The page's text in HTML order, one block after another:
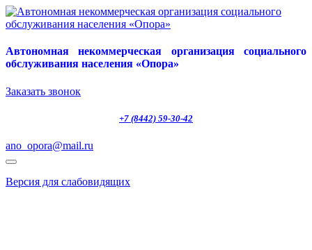
Автономная некоммерческая организация социального
обслуживания населения «Опора»
Заказать звонок
+7 (8442) 59-30-42
ano_opora@mail.ru
Версия для слабовидящих